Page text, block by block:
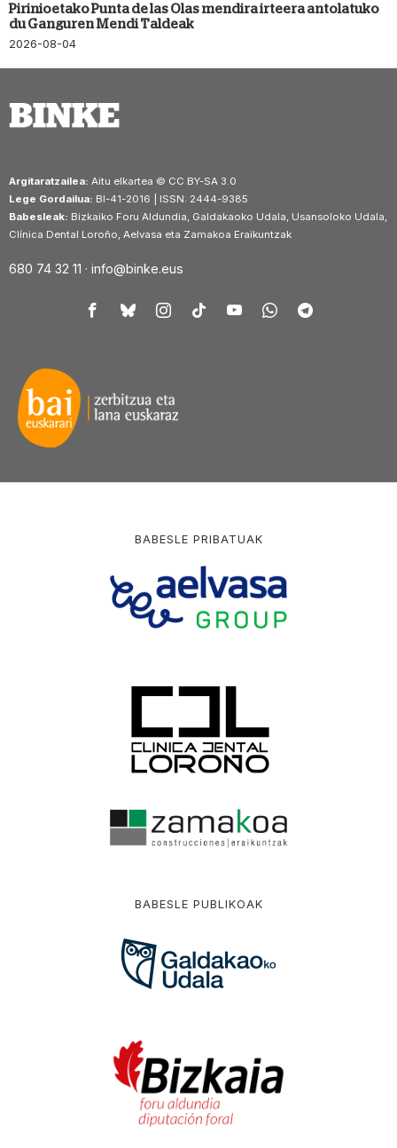
Pirinioetako Punta de las Olas mendira irteera antolatuko
du Ganguren Mendi Taldeak
2026-08-04
Argitaratzailea: Aitu elkartea © CC BY-SA 3.0
Lege Gordailua: BI-41-2016 | ISSN: 2444-9385
Babesleak: Bizkaiko Foru Aldundia, Galdakaoko Udala, Usansoloko Udala,
Clínica Dental Loroño, Aelvasa eta Zamakoa Eraikuntzak
680 74 32 11 · info@binke.eus
BABESLE PRIBATUAK
BABESLE PUBLIKOAK